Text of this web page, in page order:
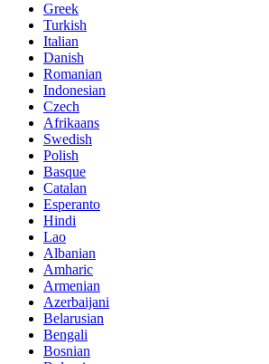
Greek
Turkish
Italian
Danish
Romanian
Indonesian
Czech
Afrikaans
Swedish
Polish
Basque
Catalan
Esperanto
Hindi
Lao
Albanian
Amharic
Armenian
Azerbaijani
Belarusian
Bengali
Bosnian